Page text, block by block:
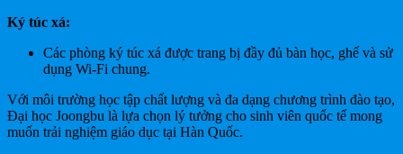
Ký túc xá:
Các phòng ký túc xá được trang bị đầy đủ bàn học, ghế và sử
dụng Wi-Fi chung.
Với môi trường học tập chất lượng và đa dạng chương trình đào tạo,
Đại học Joongbu là lựa chọn lý tưởng cho sinh viên quốc tế mong
muốn trải nghiệm giáo dục tại Hàn Quốc.